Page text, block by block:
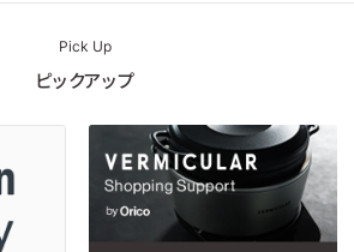
Pick Up
ピックアップ